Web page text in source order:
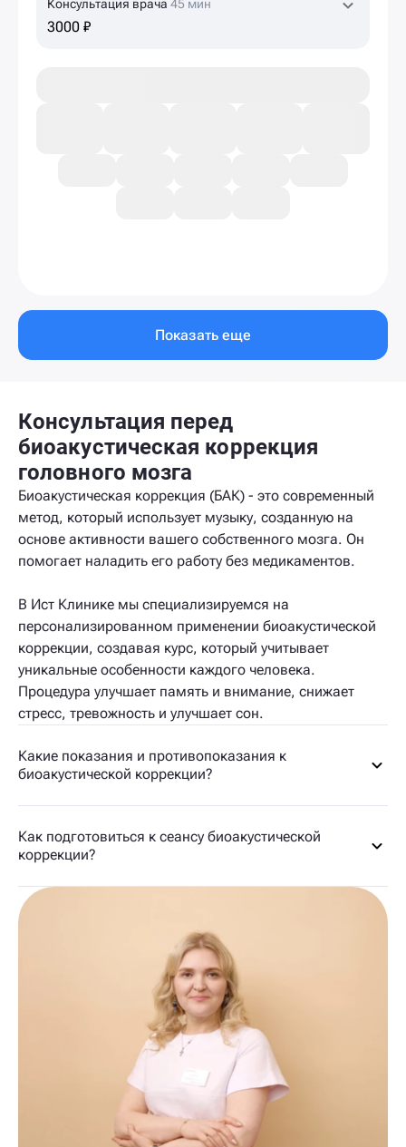
Консультация врача 45 мин
3000 ₽
Показать еще
Консультация перед
биоакустическая коррекция
головного мозга
Биоакустическая коррекция (БАК) - это современный
метод, который использует музыку, созданную на
основе активности вашего собственного мозга. Он
помогает наладить его работу без медикаментов.
В Ист Клинике мы специализируемся на
персонализированном применении биоакустической
коррекции, создавая курс, который учитывает
уникальные особенности каждого человека.
Процедура улучшает память и внимание, снижает
стресс, тревожность и улучшает сон.
Какие показания и противопоказания к
биоакустической коррекции?
Как подготовиться к сеансу биоакустической
коррекции?